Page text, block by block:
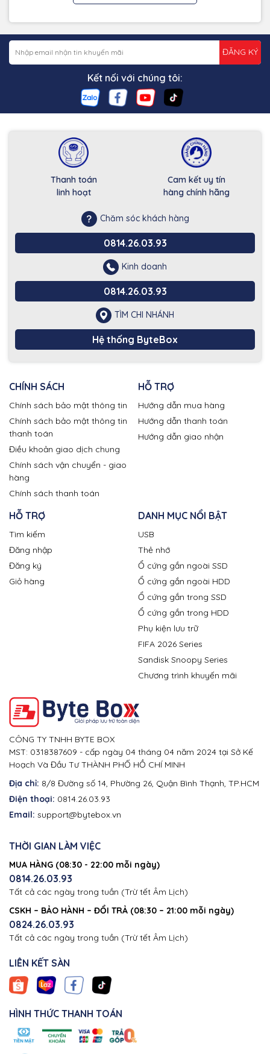
ĐĂNG KÝ
Kết nối với chúng tôi:
Thanh toán
linh hoạt
Cam kết uy tín
hàng chính hãng
Chăm sóc khách hàng
0814.26.03.93
Kinh doanh
0814.26.03.93
TÌM CHI NHÁNH
Hệ thống ByteBox
CHÍNH SÁCH
Chính sách bảo mật thông tin
Chính sách bảo mật thông tin
thanh toán
Điều khoản giao dịch chung
Chính sách vận chuyển - giao
hàng
Chính sách thanh toán
HỖ TRỢ
Hướng dẫn mua hàng
Hướng dẫn thanh toán
Hướng dẫn giao nhận
HỖ TRỢ
Tìm kiếm
Đăng nhập
Đăng ký
Giỏ hàng
DANH MỤC NỔI BẬT
USB
Thẻ nhớ
Ổ cứng gắn ngoài SSD
Ổ cứng gắn ngoài HDD
Ổ cứng gắn trong SSD
Ổ cứng gắn trong HDD
Phụ kiện lưu trữ
FIFA 2026 Series
Sandisk Snoopy Series
Chương trình khuyến mãi
CÔNG TY TNHH BYTE BOX
MST: 0318387609 - cấp ngày 04 tháng 04 năm 2024 tại Sở Kế
Hoạch Và Đầu Tư THÀNH PHỐ HỒ CHÍ MINH
Địa chỉ: 8/8 Đường số 14, Phường 26, Quận Bình Thạnh, TP.HCM
Điện thoại: 0814.26.03.93
Email: support@bytebox.vn
THỜI GIAN LÀM VIỆC
MUA HÀNG (08:30 - 22:00 mỗi ngày)
0814.26.03.93
Tất cả các ngày trong tuần (Trừ tết Âm Lịch)
CSKH – BẢO HÀNH – ĐỔI TRẢ (08:30 – 21:00 mỗi ngày)
0824.26.03.93
Tất cả các ngày trong tuần (Trừ tết Âm Lịch)
LIÊN KẾT SÀN
HÌNH THỨC THANH TOÁN